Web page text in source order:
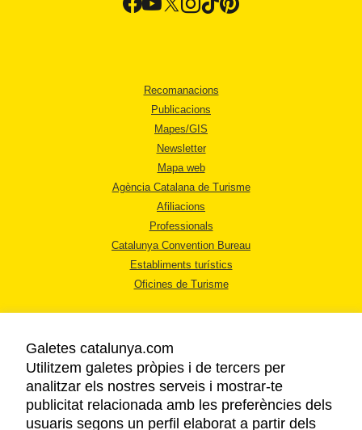
Recomanacions
Publicacions
Mapes/GIS
Newsletter
Mapa web
Agència Catalana de Turisme
Afiliacions
Professionals
Catalunya Convention Bureau
Establiments turístics
Oficines de Turisme
AVÍS LEGAL
POLÍTICA DE PRIVACITAT
Galetes catalunya.com
Utilitzem galetes pròpies i de tercers per
analitzar els nostres serveis i mostrar-te
publicitat relacionada amb les preferències dels
usuaris segons un perfil elaborat a partir dels